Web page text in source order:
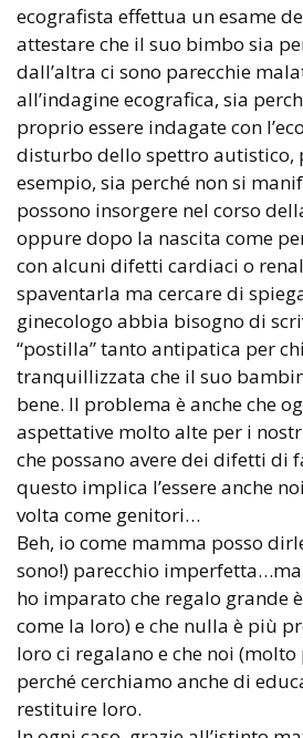
ecografista effettua un esame
attestare che il suo bimbo sia
dall’altra ci sono parecchie
all’indagine ecografica, sia
proprio essere indagate con
disturbo dello spettro autistico,
esempio, sia perché non si
possono insorgere nel corso
oppure dopo la nascita come
con alcuni difetti cardiaci o
spaventarla ma cercare di
ginecologo abbia bisogno di
“postilla” tanto antipatica per
tranquillizzata che il suo
bene. Il problema è anche che
aspettative molto alte per i
che possano avere dei difetti di
questo implica l’essere anche
volta come genitori…
Beh, io come mamma posso
sono!) parecchio
ho imparato che regalo grande
come la loro) e che nulla è più
loro ci regalano e che noi
perché cerchiamo anche di
restituire loro.